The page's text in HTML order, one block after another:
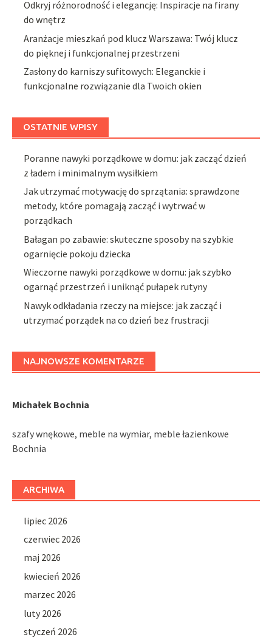
Odkryj różnorodność i elegancję: Inspiracje na firany
do wnętrz
Aranżacje mieszkań pod klucz Warszawa: Twój klucz
do pięknej i funkcjonalnej przestrzeni
Zasłony do karniszy sufitowych: Eleganckie i
funkcjonalne rozwiązanie dla Twoich okien
OSTATNIE WPISY
Poranne nawyki porządkowe w domu: jak zacząć dzień
z ładem i minimalnym wysiłkiem
Jak utrzymać motywację do sprzątania: sprawdzone
metody, które pomagają zacząć i wytrwać w
porządkach
Bałagan po zabawie: skuteczne sposoby na szybkie
ogarnięcie pokoju dziecka
Wieczorne nawyki porządkowe w domu: jak szybko
ogarnąć przestrzeń i uniknąć pułapek rutyny
Nawyk odkładania rzeczy na miejsce: jak zacząć i
utrzymać porządek na co dzień bez frustracji
NAJNOWSZE KOMENTARZE
Michałek Bochnia
szafy wnękowe, meble na wymiar, meble łazienkowe
Bochnia
ARCHIWA
lipiec 2026
czerwiec 2026
maj 2026
kwiecień 2026
marzec 2026
luty 2026
styczeń 2026